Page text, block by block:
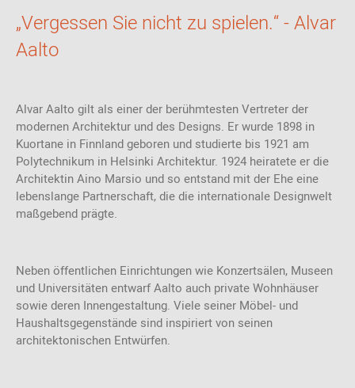
„Vergessen Sie nicht zu spielen.“ - Alvar
Aalto
Alvar Aalto gilt als einer der berühmtesten Vertreter der
modernen Architektur und des Designs. Er wurde 1898 in
Kuortane in Finnland geboren und studierte bis 1921 am
Polytechnikum in Helsinki Architektur. 1924 heiratete er die
Architektin Aino Marsio und so entstand mit der Ehe eine
lebenslange Partnerschaft, die die internationale Designwelt
maßgebend prägte.
Neben öffentlichen Einrichtungen wie Konzertsälen, Museen
und Universitäten entwarf Aalto auch private Wohnhäuser
sowie deren Innengestaltung. Viele seiner Möbel- und
Haushaltsgegenstände sind inspiriert von seinen
architektonischen Entwürfen.